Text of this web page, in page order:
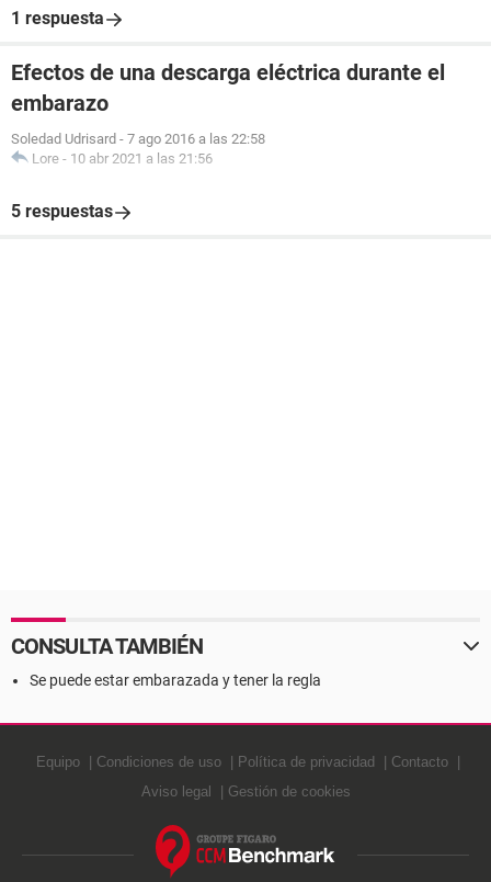
1 respuesta
Efectos de una descarga eléctrica durante el
embarazo
Soledad Udrisard - 7 ago 2016 a las 22:58
Lore - 10 abr 2021 a las 21:56
5 respuestas
CONSULTA TAMBIÉN
Se puede estar embarazada y tener la regla
Equipo Condiciones de uso Política de privacidad
Contacto
Aviso legal
Gestión de cookies